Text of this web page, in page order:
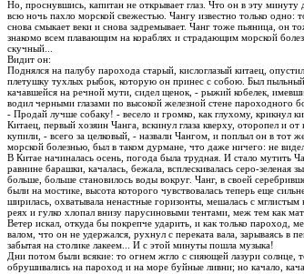
Но, проснувшись, капитан не открывает глаз. Что он в эту
всю ночь пахло морской свежестью. Чангу известно только одно:
снова смыкает веки и снова задремывает. Чанг тоже пьяница, он
знакомо всем плавающим на кораблях и страдающим морской
скучный...
Видит он:
Поднялся на палубу парохода старый, кислоглазый китаец,
плетушку тухлых рыбок, которую он принес с собою. Был
качавшейся на речной мути, сидел щенок, - рыжий кобелек,
водил черными глазами по высокой железной стене пароходного
- Продай лучше собаку! - весело и громко, как глухому, крикнул
Китаец, первый хозяин Чанга, вскинул глаза кверху, оторопел и
купили, - всего за целковый, - назвали Чангом, и поплыл он в тот
морской болезнью, был в таком дурмане, что даже ничего: не
В Китае начиналась осень, погода была трудная. И стало мутить
равнине барашки, качалась, бежала, всплескивалась серо-зеленая
больше, больше становилось воды вокруг. Чанг, в своей
были на мостике, высота которого чувствовалась теперь еще
ширилась, охватывала ненастные горизонты, мешалась с
реях и гулко хлопал внизу парусиновыми тентами, меж тем как
Ветер искал, откуда бы покрепче ударить, и как только пароход,
валом, что он не удержался, рухнул с переката вала, зарываясь в
забытая на столике лакеем... И с этой минуты пошла музыка!
Дни потом были всякие: то огнем жгло с сияющей лазури
обрушивались на пароход и на море буйные ливни; но качало,